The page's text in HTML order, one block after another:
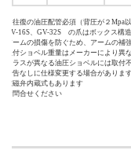
２往復の油圧配管必須（背圧が２Mpa
GV-16S、GV-32S の爪はボックス構
アームの損傷を防ぐため、アームの補
取付ショベル重量はメーカーにより異
クラスが異なる油圧ショベルには取付
予告なしに仕様変更する場合がありま
電磁弁内蔵式もあります
お問合せください